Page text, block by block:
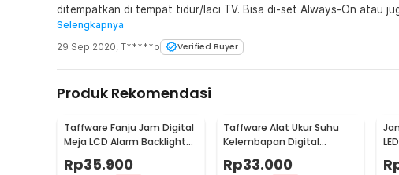
ditempatkan di tempat tidur/laci TV. Bisa di-set Always-On atau
ada suara keras (>60 dB) seperti tepuk tangan, ketukan, dsb.
tanpa spasi sehingga kurang nyaman untuk diikuti, mungkin
Selengkapnya
29 Sep 2020, T*****o Verified Buyer
Produk Rekomendasi
Taffware Fanju Jam Digital
Meja LCD Alarm Backlight
Sensor Suhu - JP9901
Rp35.900
Taffware Alat Ukur Suhu
Kelembapan Digital
dengan Jam Alarm
Kalender - HTC-2
Rp33.000